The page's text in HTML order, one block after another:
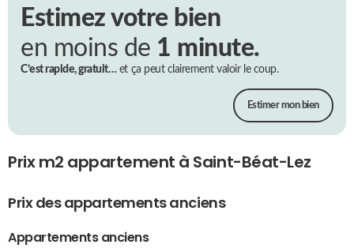
Estimez votre bien
en moins de 1 minute.
C’est rapide, gratuit…et ça peut clairement valoir le coup.
Estimer mon bien
Prix m2 appartement à Saint-Béat-Lez
Prix des appartements anciens
Appartements anciens